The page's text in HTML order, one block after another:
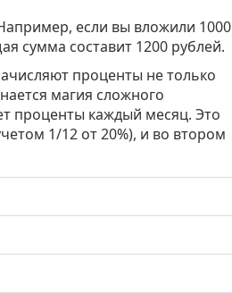
если вы вложили 1000
сумма составит 1200 рублей.
проценты не только
магия сложного
проценты каждый месяц. Это
1/12 от 20%), и во втором